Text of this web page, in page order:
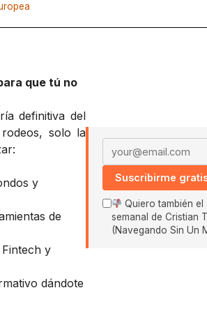
que tú no
definitiva del
solo la
y
de
y
dándote
Email address
Suscribirme
Quiero también el
semanal de Cristian
(Navegando Sin Un